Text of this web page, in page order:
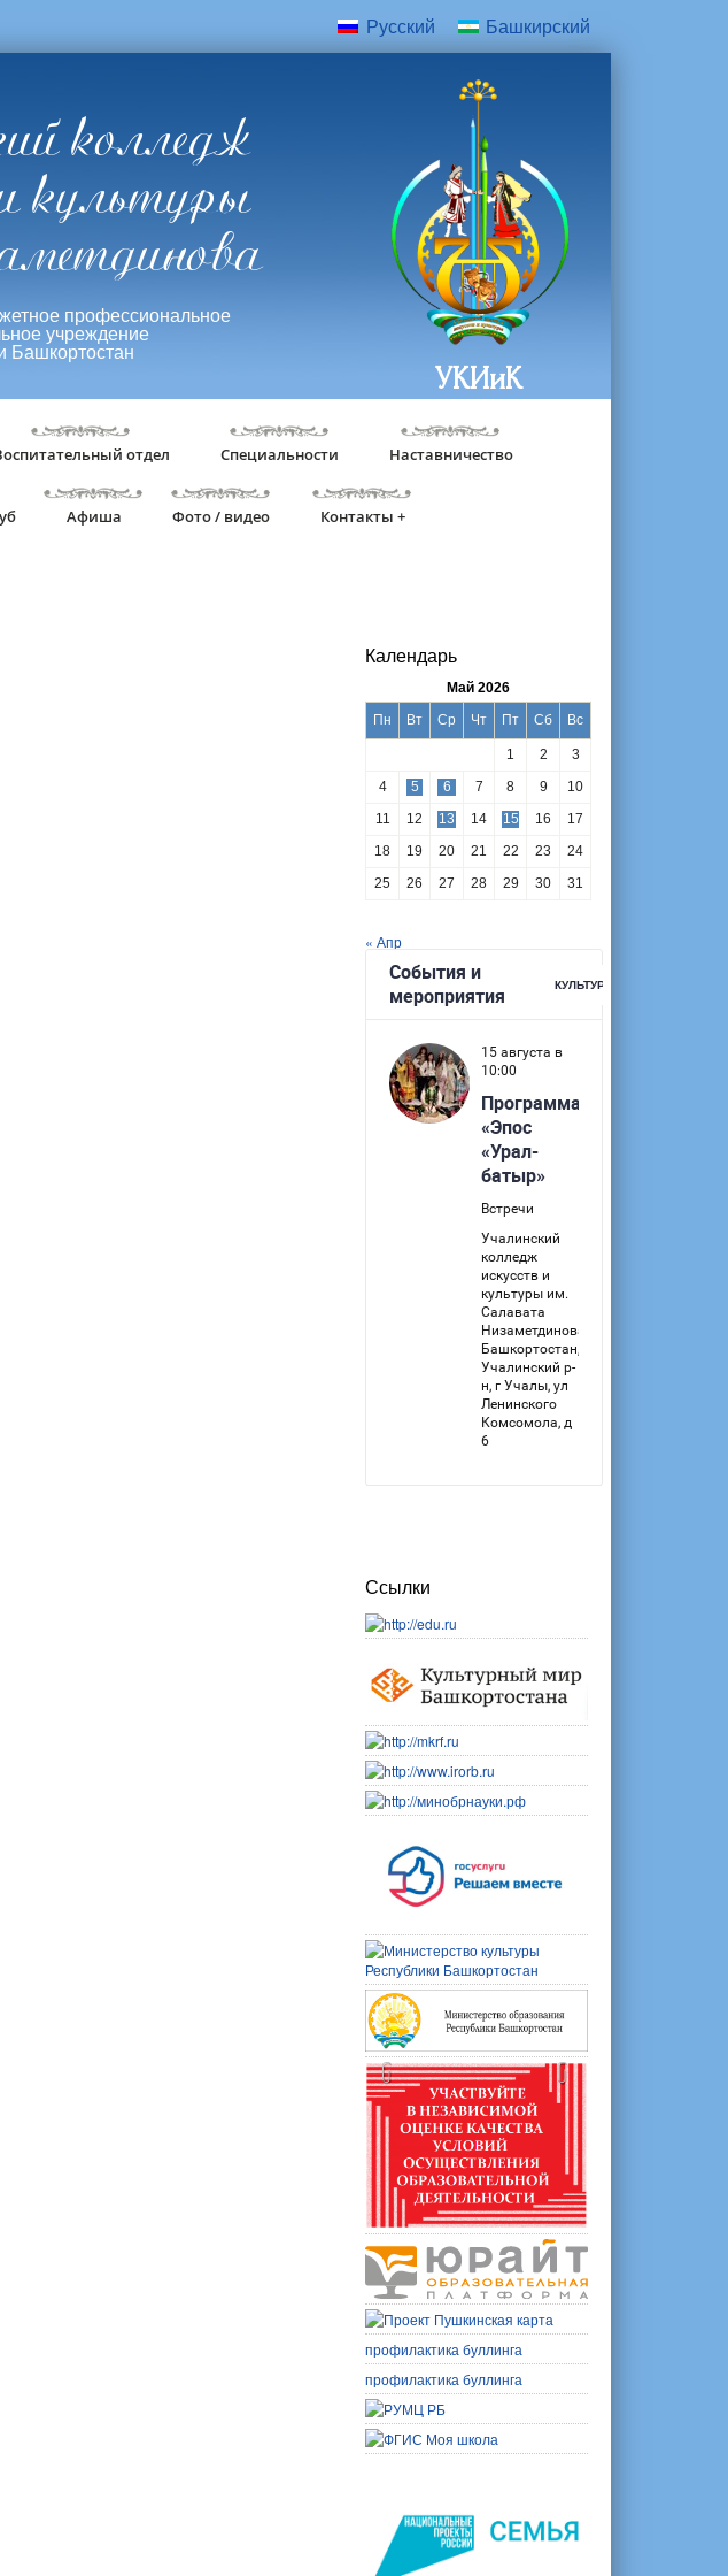
Русский Башкирский
колледж
культуры
профессиональное
учреждение
Башкортостан
УКИиК
отдел Специальности Наставничество
Афиша Фото / видео Контакты +
Календарь
Май 2026
Пн
Вт Ср Чт Пт Сб Вс
1 2
3
4
5 6 7 8 9
10
11
12 13 14 15 16
17
18
19 20 21 22 23
24
25
26 27 28 29 30 31
« Апр
Ссылки
профилактика буллинга
профилактика буллинга